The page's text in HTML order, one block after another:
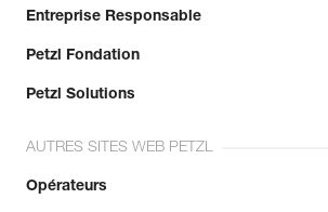
Entreprise Responsable
Petzl Fondation
Petzl Solutions
AUTRES SITES WEB PETZL
Opérateurs